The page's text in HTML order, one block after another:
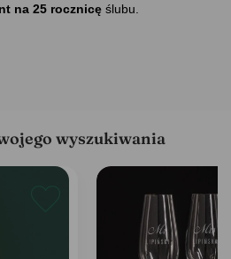
na 25 rocznicę ślubu.
wyszukiwania